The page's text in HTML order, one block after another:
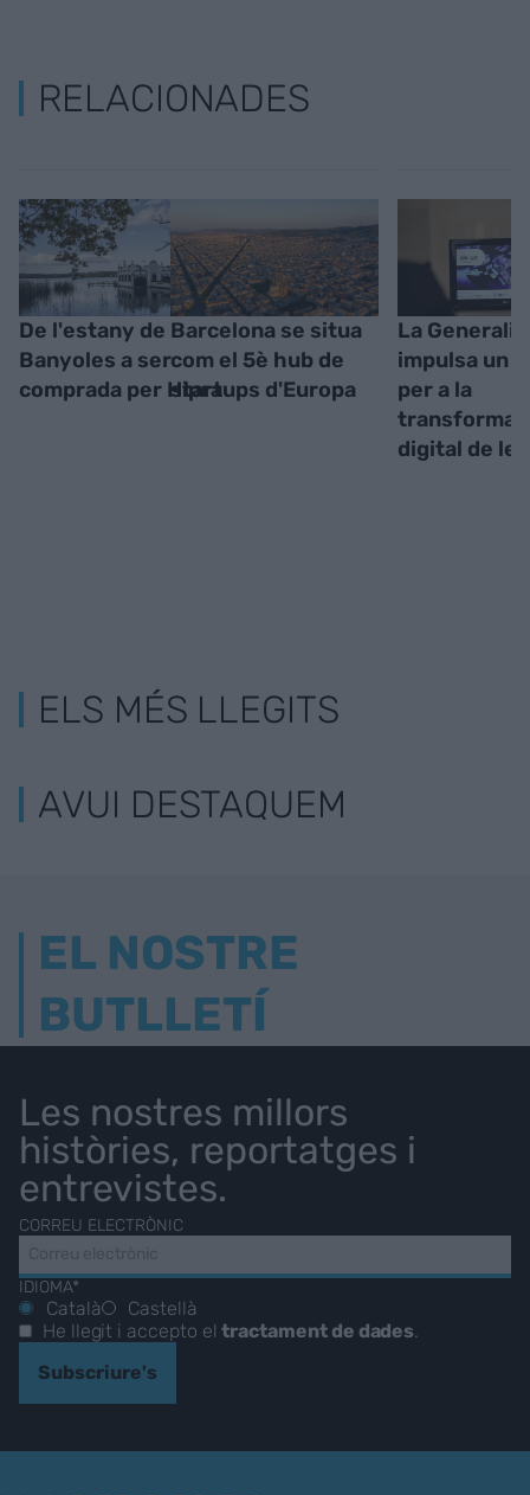
RELACIONADES
De l'estany de
Banyoles a ser
comprada per Hipra
Barcelona se situa
com el 5è hub de
startups d'Europa
La
impulsa un
per a la
digital de
ELS MÉS LLEGITS
AVUI DESTAQUEM
EL NOSTRE
BUTLLETÍ
Les nostres millors
històries, reportatges i
entrevistes.
CORREU ELECTRÒNIC
IDIOMA*
Català
Castellà
He llegit i accepto eltractament de dades.
Subscriure's